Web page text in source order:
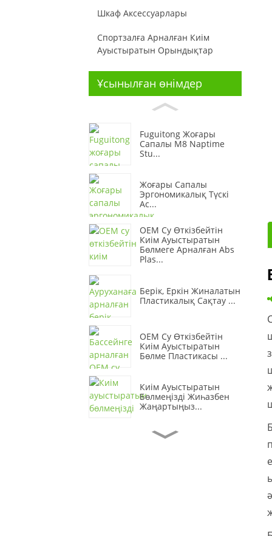
Шкаф Аксессуарлары
Спортзалға Арналған Киім
Ауыстыратын Орындықтар
Ұсынылған өнімдер
Fuguitong Жоғары
Сапалы M8 Naptime
Stu...
Жоғары Сапалы
Эргономикалық Түскі
Ас...
OEM Су Өткізбейтін
Киім Ауыстыратын
Бөлмеге Арналған Abs
Plas...
Берік, Еркін Жиналатын
Пластикалық Сақтау ...
OEM Су Өткізбейтін
Киім Ауыстыратын
Бөлме Пластикасы ...
Киім Ауыстыратын
Бөлмеңізді Жиһазбен
Жаңартыңыз...
Жарқын Пластиктен